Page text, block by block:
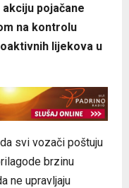
pojačane
na kontrolu
lijekova u
svi vozači poštuju
brzinu
ne upravljaju